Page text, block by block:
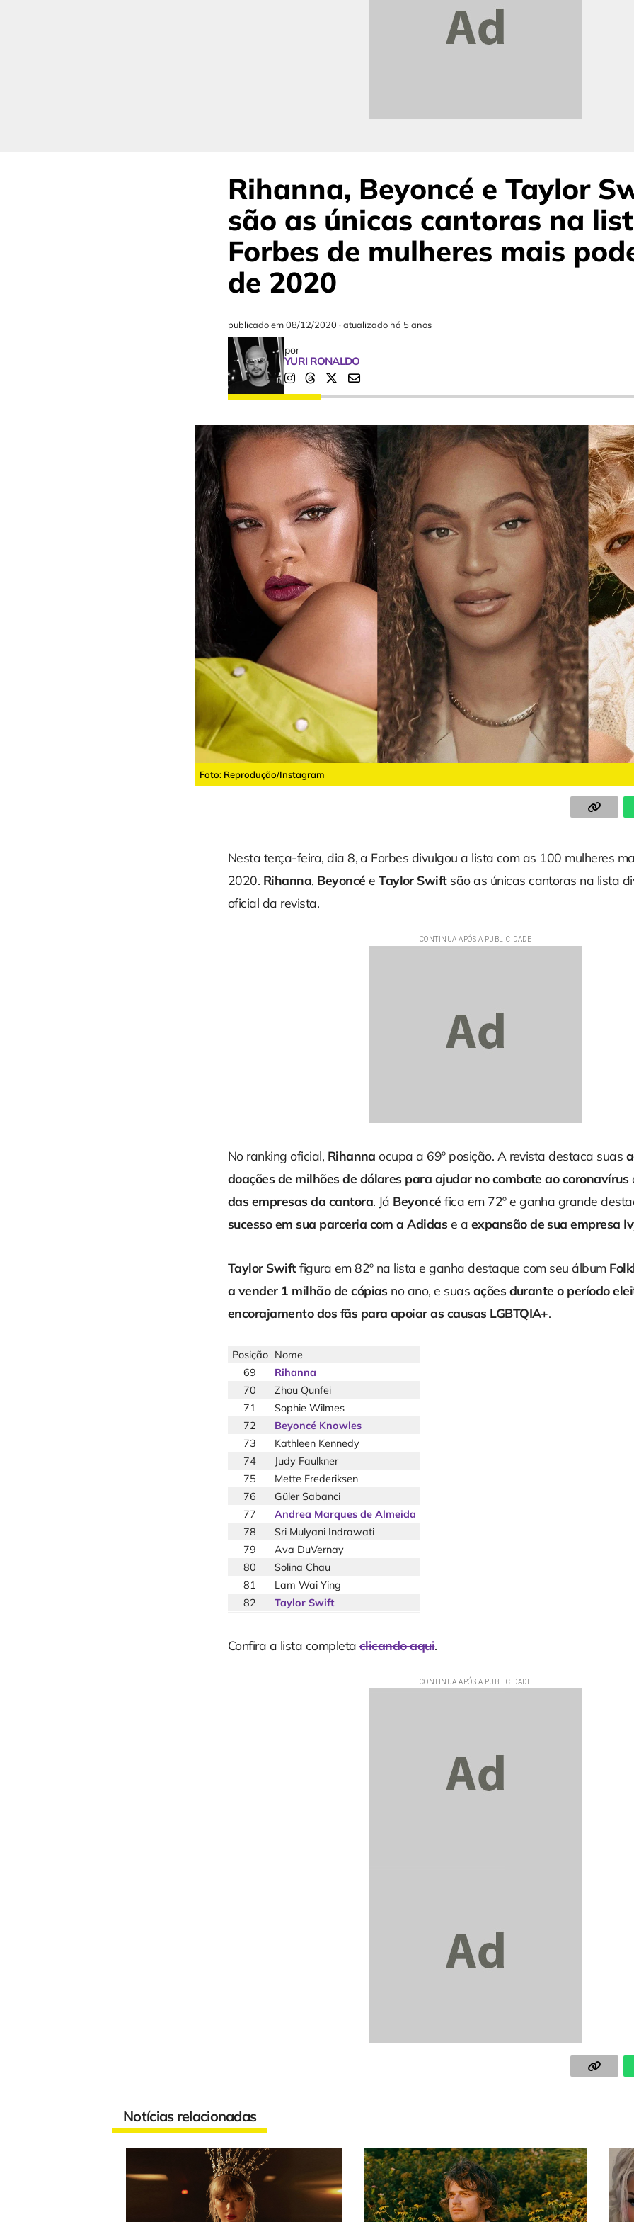
Rihanna, Beyoncé e Taylor
são as únicas cantoras na
Forbes de mulheres mais
de 2020
publicado em08/12/2020 ·atualizado há 5 anos
por
YURI RONALDO
Foto: Reprodução/Instagram
Nesta terça-feira, dia 8, a Forbes divulgou a lista com as 100 mulheres
2020. Rihanna, Beyoncé eTaylor Swift são as únicas cantoras na lista
oficial da revista.
No ranking oficial, Rihanna ocupa a 69º posição. A revista destaca suas
doações de milhões de dólares para ajudar no combate ao coronavírus
das empresas da cantora. Já Beyoncé fica em 72º e ganha grande
sucesso em sua parceria com a Adidas e a expansão de sua empresa
Taylor Swiftfigura em 82º na lista e ganha destaque com seu álbum
a vender 1 milhão de cópias no ano, e suas ações durante o período
encorajamento dos fãs para apoiar as causas LGBTQIA+.
Posição Nome
69
Rihanna
70
Zhou Qunfei
71
Sophie Wilmes
72
Beyoncé Knowles
73
Kathleen Kennedy
74
Judy Faulkner
75
Mette Frederiksen
76
Güler Sabanci
77
Andrea Marques de Almeida
78
Sri Mulyani Indrawati
79
Ava DuVernay
80
Solina Chau
81
Lam Wai Ying
82
Taylor Swift
Confira a lista completa clicando aqui.
Notícias relacionadas